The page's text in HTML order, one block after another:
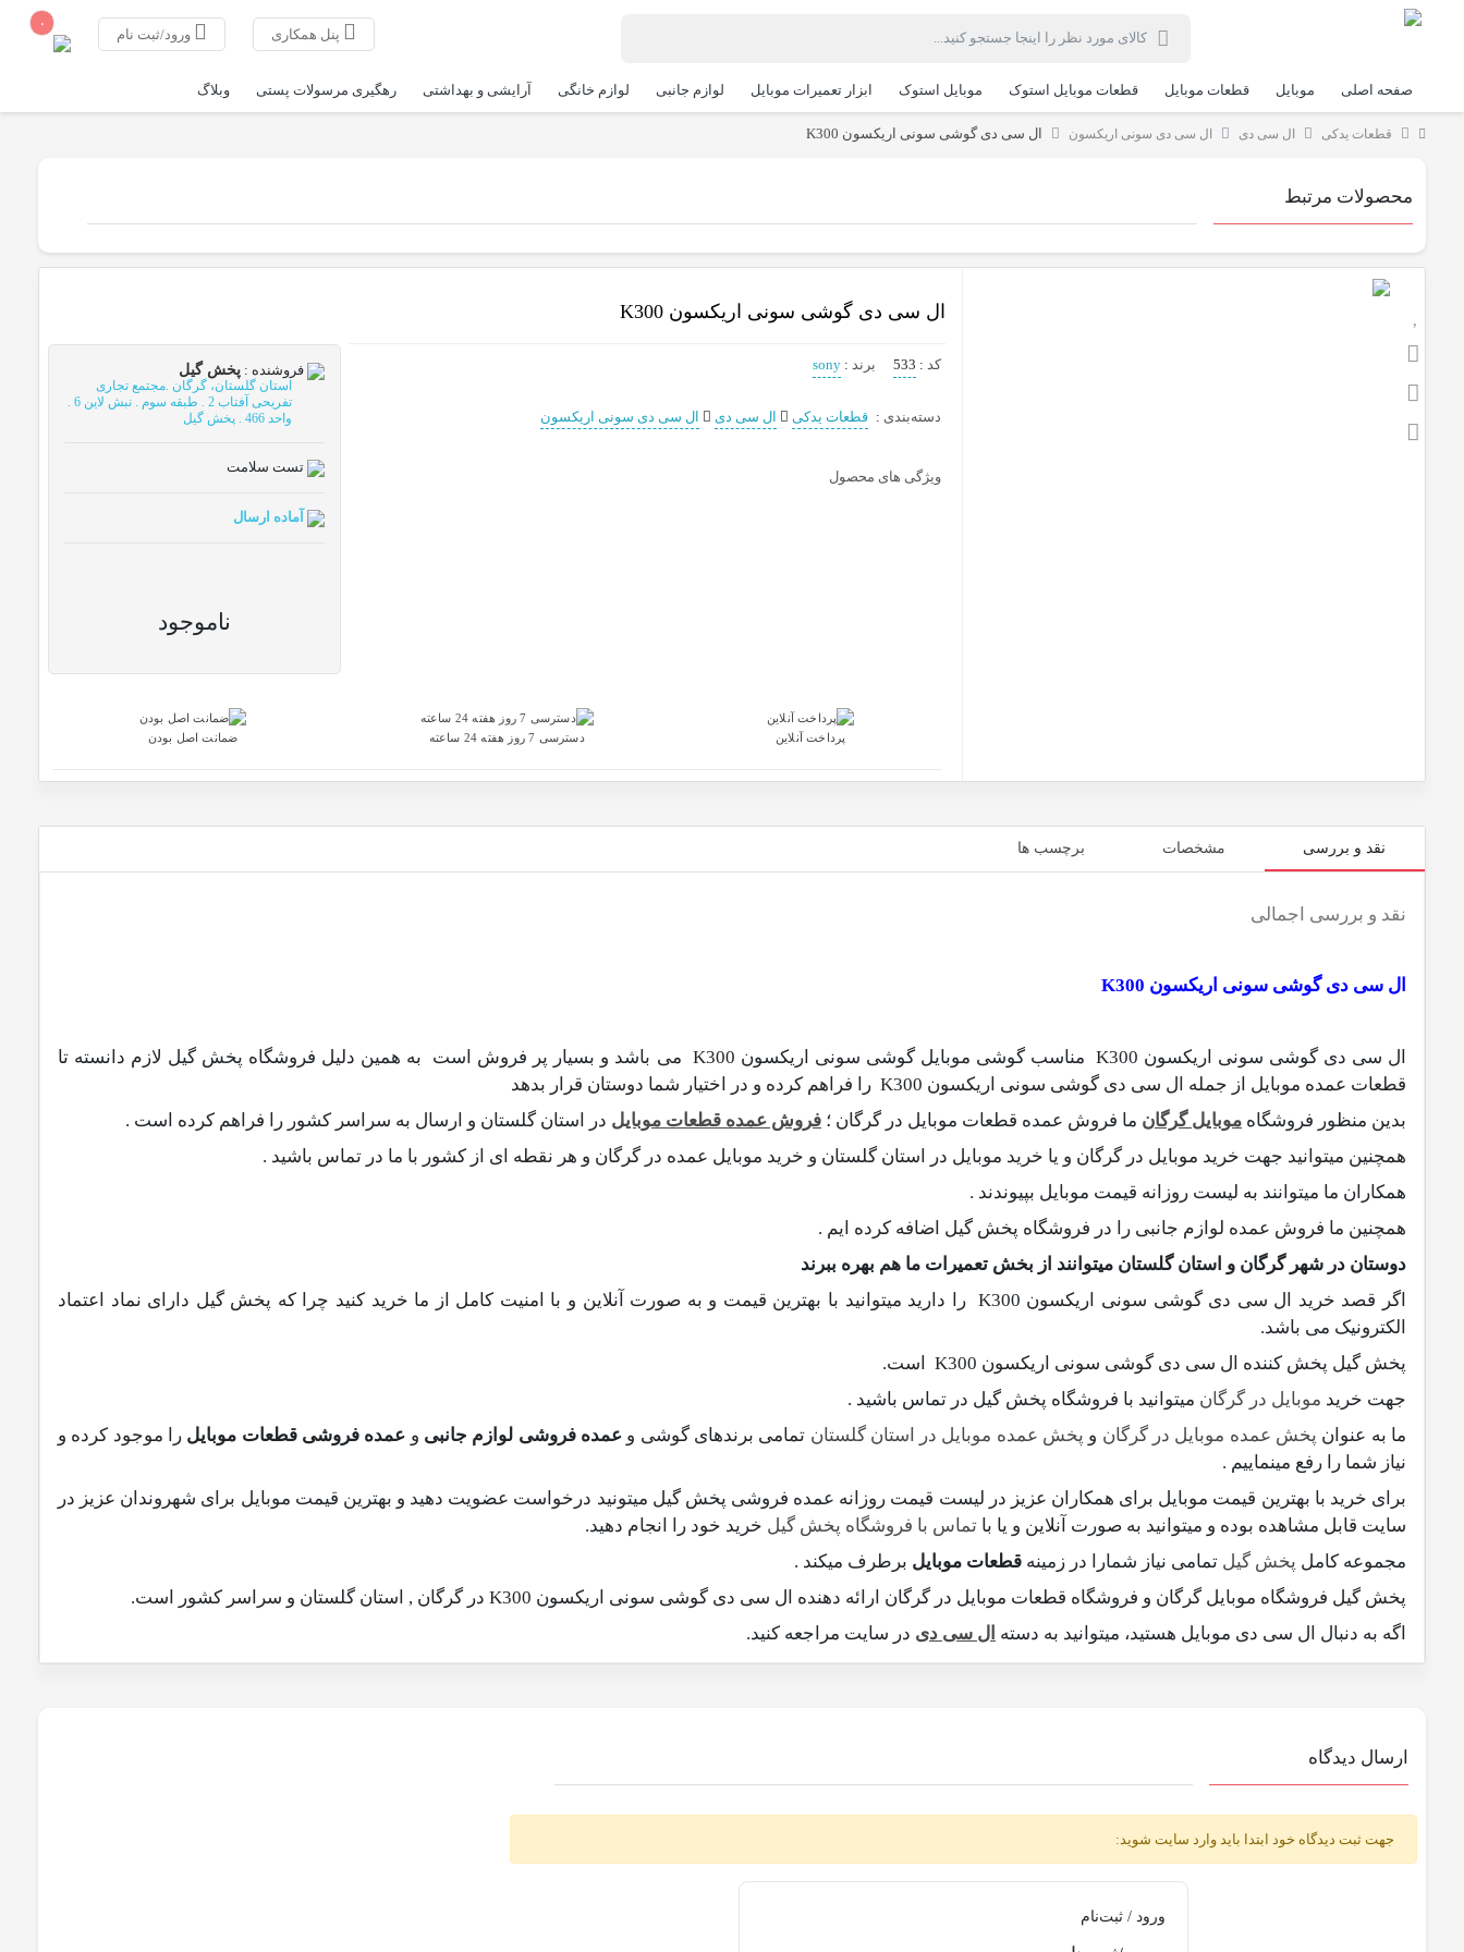
پنل همکاری ورود/ثبت نام
۰
صفحه اصلی موبایل قطعات موبایل قطعات موبایل استوک موبایل استوک ابزار تعمیرات موبایل لوازم جانبی لوازم خانگی آرایشی و بهداشتی رهگیری مرسولات پستی وبلاگ
قطعات یدکی ال سی دی ال سی دی سونی اریکسون ال سی دی گوشی سونی اریکسون K300
محصولات مرتبط
ال سی دی گوشی سونی اریکسون K300
کد :
533 برند :
sony
دسته‌بندی : قطعات یدکی ال سی دی ال سی دی سونی اریکسون
ویژگی های محصول
فروشنده : پخش گیل
استان گلستان، گرگان .مجتمع تجاری
تفریحی آفتاب 2 . طبقه سوم . نبش لاین 6 .
واحد 466 . پخش گیل
تست سلامت
آماده ارسال
ناموجود
پرداخت آنلاین دسترسی 7 روز هفته 24 ساعته ضمانت اصل بودن
نقد و بررسی مشخصات برچسب ها
نقد و بررسی اجمالی
ال سی دی گوشی سونی اریکسون K300
ال سی دی گوشی سونی اریکسون K300
مناسب گوشی موبایل گوشی سونی اریکسون K300 می باشد و بسیار پر فروش است به همین دلیل فروشگاه پخش گیل لازم دانسته تا
قطعات عمده موبایل از جمله ال سی دی گوشی سونی اریکسون K300 را فراهم کرده و در اختیار شما دوستان قرار بدهد
بدین منظور فروشگاه موبایل گرگان ما فروش عمده قطعات موبایل در گرگان ؛ فروش عمده قطعات موبایل در استان گلستان و ارسال به سراسر کشور را فراهم کرده است .
همچنین میتوانید جهت خرید موبایل در گرگان و یا خرید موبایل در استان گلستان و خرید موبایل عمده در گرگان و هر نقطه ای از کشور با ما در تماس باشید .
همکاران ما میتوانند به لیست روزانه قیمت موبایل بپیوندند .
همچنین ما فروش عمده لوازم جانبی را در فروشگاه پخش گیل اضافه کرده ایم .
دوستان در شهر گرگان و استان گلستان میتوانند از بخش تعمیرات ما هم بهره ببرند
اگر قصد خرید ال سی دی گوشی سونی اریکسون K300 را دارید میتوانید با بهترین قیمت و به صورت آنلاین و با امنیت کامل از ما خرید کنید چرا که پخش گیل دارای نماد اعتماد
الکترونیک می باشد.
پخش گیل پخش کننده ال سی دی گوشی سونی اریکسون K300 است.
جهت خرید موبایل در گرگان میتوانید با فروشگاه پخش گیل در تماس باشید .
ما به عنوان پخش عمده موبایل در گرگان و پخش عمده موبایل در استان گلستان تمامی برندهای گوشی وعمده فروشی لوازم جانبی و عمده فروشی قطعات موبایل را موجود کرده و
نیاز شما را رفع مینماییم .
برای خرید با بهترین قیمت موبایل برای همکاران عزیز در لیست قیمت روزانه عمده فروشی پخش گیل میتونید درخواست عضویت دهید و بهترین قیمت موبایل برای شهروندان عزیز در
سایت قابل مشاهده بوده و میتوانید به صورت آنلاین و یا با تماس با فروشگاه پخش گیل خرید خود را انجام دهید.
مجموعه کامل پخش گیل تمامی نیاز شمارا در زمینه قطعات موبایل برطرف میکند .
پخش گیل فروشگاه موبایل گرگان و فروشگاه قطعات موبایل در گرگان ارائه دهنده ال سی دی گوشی سونی اریکسون K300 در گرگان , استان گلستان و سراسر کشور است.
اگه به دنبال ال سی دی موبایل هستید، میتوانید به دسته ال سی دی در سایت مراجعه کنید.
ارسال دیدگاه
جهت ثبت دیدگاه خود ابتدا باید وارد سایت شوید:
ورود / ثبت‌نام